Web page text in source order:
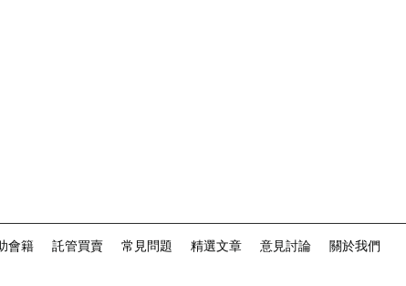
會籍 託管買賣 常見問題 精選文章 意見討論 關於我們